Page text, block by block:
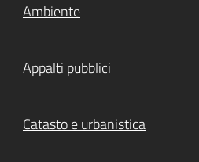
Ambiente
Appalti pubblici
Catasto e urbanistica